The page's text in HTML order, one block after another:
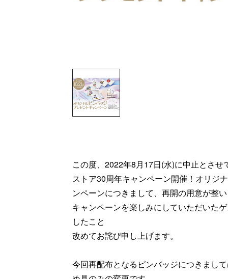
この度、2022年8月17日(水)に中止とさ
ストア30周年キャンペーン開催！オリジ
ンペーンにつきまして、再開の用意が整
キャンペーンを楽しみにしていただいた
したこと
改めてお詫び申し上げます。
今回再配布となるピンバッジにつきまし